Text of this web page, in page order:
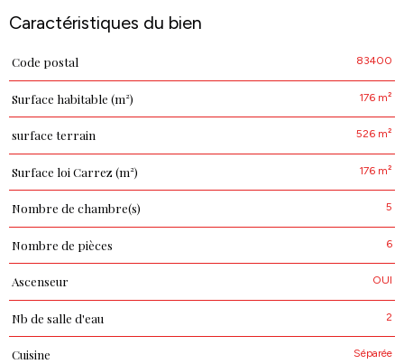
Caractéristiques du bien
Caractéristiques
Code postal 83400
Surface habitable (m²) 176 m²
surface terrain 526 m²
Surface loi Carrez (m²) 176 m²
Nombre de chambre(s) 5
Nombre de pièces 6
Ascenseur OUI
Nb de salle d'eau 2
Cuisine Séparée